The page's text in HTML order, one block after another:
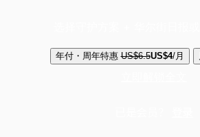
年付・周年特惠 US$6.5US$4/月